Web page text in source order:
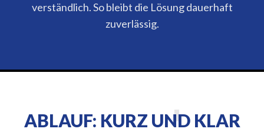
verständlich. So bleibt die Lösung dauerhaft
zuverlässig.
ABLAUF: KURZ UND KLAR